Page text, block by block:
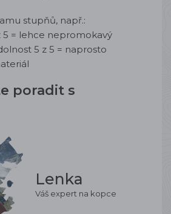
stupňů, např.:
5 = lehce nepromokavý
5 z 5 = naprosto
poradit s
Lenka
Váš expert na kopce